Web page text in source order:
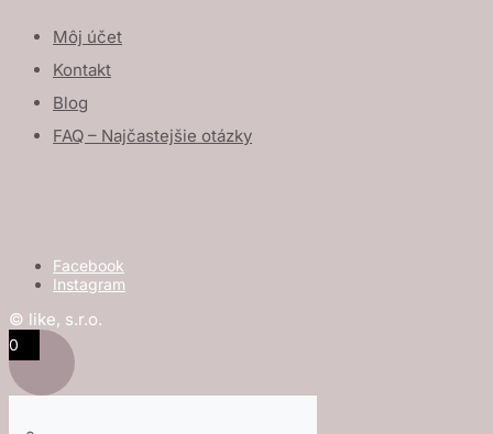
Môj účet
Kontakt
Blog
FAQ – Najčastejšie otázky
Facebook
Instagram
© like, s.r.o.
0